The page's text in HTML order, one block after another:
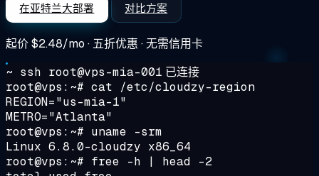
在亚特兰大部署 对比方案
起价$2.48/mo · 五折优惠 · 无需信用卡
~ ssh root@vps-mia-001 已连接
root@vps:~# cat /etc/cloudzy-region
REGION="us-mia-1"
METRO="Atlanta"
root@vps:~# uname -srm
Linux 6.8.0-cloudzy x86_64
root@vps:~# free -h | head -2